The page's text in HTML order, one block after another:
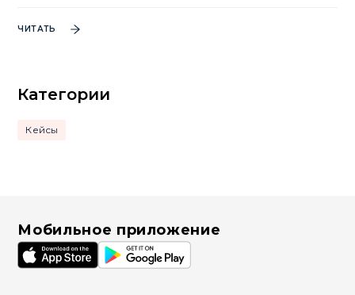
ЧИТАТЬ
Категории
Кейсы
Мобильное приложение